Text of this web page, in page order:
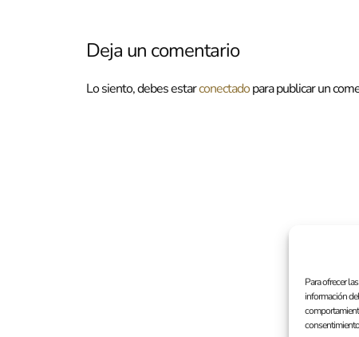
Para ofrecer
información
Deja un comentario
Lo siento, debes estarconectadopara publicar un